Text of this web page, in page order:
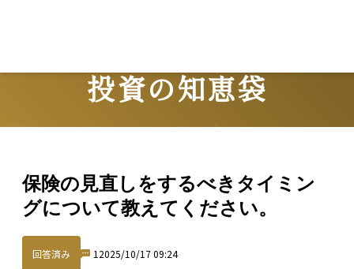
投資の知恵袋
保険の見直しをするべきタイミン
グについて教えてください。
回答済み 1 2025/10/17 09:24